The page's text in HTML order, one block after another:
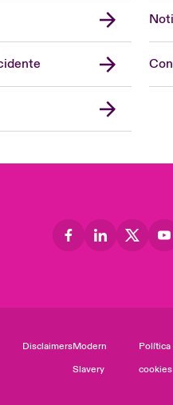
DisclaimersModern
Slavery
Política
cookies